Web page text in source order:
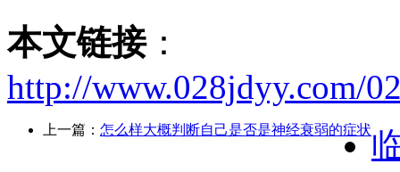
本文链接：
http://www.028jdyy.com/
上一篇： 怎么样大概判断自己是否是神经衰弱的症状